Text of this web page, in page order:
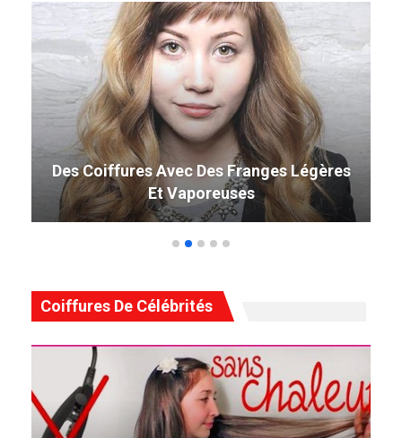
Des Coiffures Avec Des Franges Légères
Et Vaporeuses
Coiffures De Célébrités